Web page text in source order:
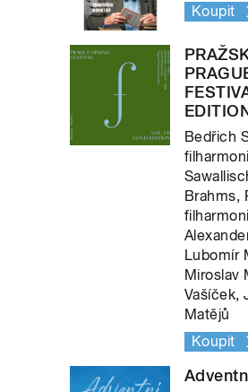
Koupit
Bedřich
Brahms,
Lubomír
Miroslav
Vašíček,
Matějů
Koupit